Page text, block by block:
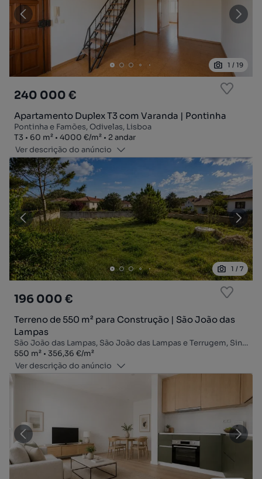
1 / 19
240 000 €
Apartamento Duplex T3 com Varanda | Pontinha
Pontinha e Famões, Odivelas, Lisboa
Tipologia
T3
Zona60 m²
Preço por metro quadrado
4000 €/m²
Andar
2 andar
Ver descrição do anúncio
1 / 7
196 000 €
Terreno de 550 m² para Construção | São João das
Lampas
São João das Lampas, São João das Lampas e Terrugem, Sintra, Lisboa
Zona
550 m²
Preço por metro quadrado
356,36 €/m²
Ver descrição do anúncio